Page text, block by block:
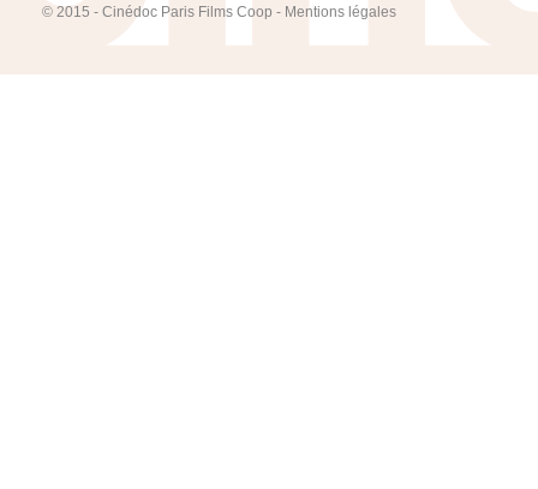
© 2015 - Cinédoc Paris Films Coop - Mentions légales